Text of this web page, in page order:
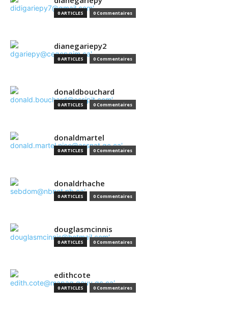
0 ARTICLES 0 Commentaires
dianegariepy2
0 ARTICLES 0 Commentaires
donaldbouchard
0 ARTICLES 0 Commentaires
donaldmartel
0 ARTICLES 0 Commentaires
donaldrhache
0 ARTICLES 0 Commentaires
douglasmcinnis
0 ARTICLES 0 Commentaires
edithcote
0 ARTICLES 0 Commentaires